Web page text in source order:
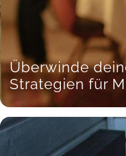
Überwinde
Strategien für